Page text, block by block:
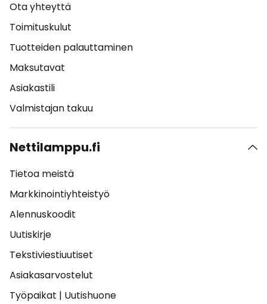
Ota yhteyttä
Toimituskulut
Tuotteiden palauttaminen
Maksutavat
Asiakastili
Valmistajan takuu
Nettilamppu.fi
Tietoa meistä
Markkinointiyhteistyö
Alennuskoodit
Uutiskirje
Tekstiviestiuutiset
Asiakasarvostelut
Työpaikat | Uutishuone